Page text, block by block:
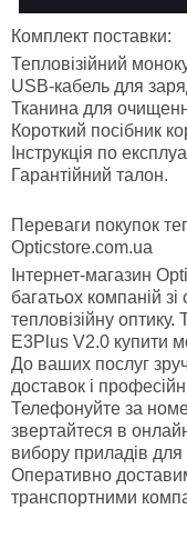
Комплект поставки:
Тепловізійний
USB-кабель для
Тканина для
Короткий посібник
Інструкція по
Гарантійний талон.
Переваги покупок
Opticstore.com.ua
Інтернет-магазин
багатьох компаній
тепловізійну
E3Plus V2.0 купити
До ваших послуг
доставок і
Телефонуйте за
звертайтеся в
вибору приладів
Оперативно
транспортними